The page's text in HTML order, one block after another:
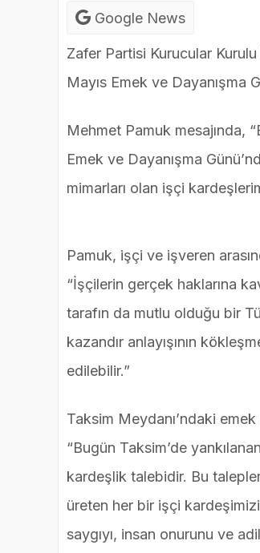
Google News
Zafer Partisi Kurucular
Mayıs Emek ve Dayanışma
Mehmet Pamuk mesajında,
Emek ve Dayanışma
mimarları olan işçi
Pamuk, işçi ve işveren
“İşçilerin gerçek haklarına
tarafın da mutlu olduğu bir
kazandır anlayışının
edilebilir.”
Taksim Meydanı’ndaki
“Bugün Taksim’de
kardeşlik talebidir. Bu
üreten her bir işçi
saygıyı, insan onurunu ve